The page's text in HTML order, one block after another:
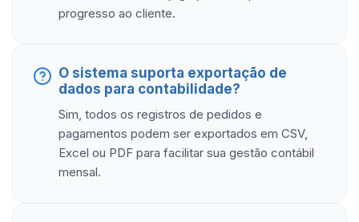
progresso ao cliente.
O sistema suporta exportação de
dados para contabilidade?
Sim, todos os registros de pedidos e
pagamentos podem ser exportados em CSV,
Excel ou PDF para facilitar sua gestão contábil
mensal.